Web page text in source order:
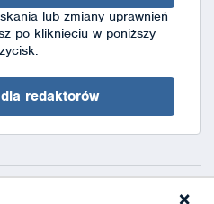
lub zmiany uprawnień
po kliknięciu w poniższy
redaktorów
XML
×